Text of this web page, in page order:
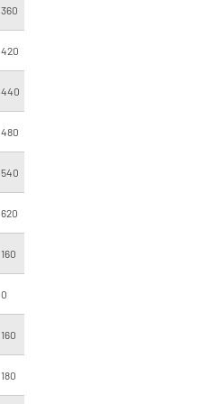
360
420
440
480
540
620
160
0
160
180